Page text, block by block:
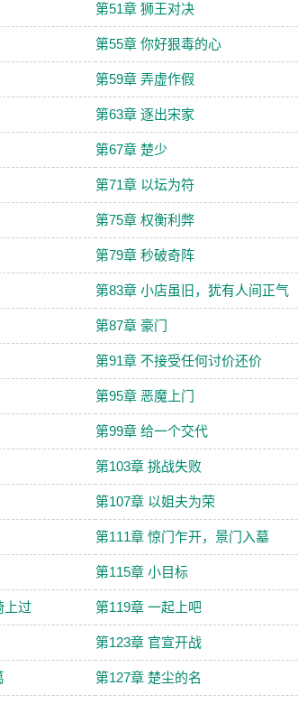
第51章 狮王对决
第55章 你好狠毒的心
第59章 弄虚作假
第63章 逐出宋家
第67章 楚少
第71章 以坛为符
第75章 权衡利弊
第79章 秒破奇阵
第83章 小店虽旧，犹有人间正气
第87章 豪门
第91章 不接受任何讨价还价
第95章 恶魔上门
第99章 给一个交代
第103章 挑战失败
第107章 以姐夫为荣
第111章 惊门乍开，景门入墓
第115章 小目标
上过 第119章 一起上吧
第123章 官宣开战
第127章 楚尘的名